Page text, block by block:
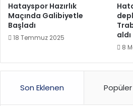
Hatayspor Hazırlık
Maçında Galibiyetle
Başladı
18 Temmuz 2025
aldı
8
Son Eklenen Popüler